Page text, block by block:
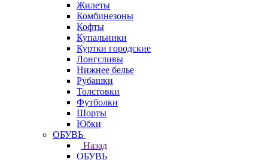
Жилеты
Комбинезоны
Кофты
Купальники
Куртки городские
Лонгсливы
Нижнее белье
Рубашки
Толстовки
Футболки
Шорты
Юбки
ОБУВЬ
Назад
ОБУВЬ